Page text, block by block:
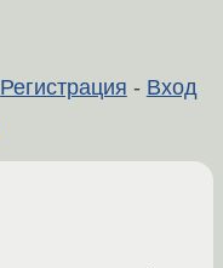
Регистрация - Вход